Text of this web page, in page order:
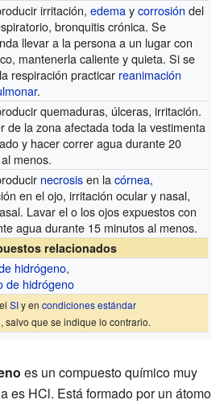
irritación,edemaycorrosión del
bronquitis crónica. Se
llevar a la persona a un lugar con
mantenerla caliente y quieta. Si se
respiración practicar reanimación
.
quemaduras, úlceras, irritación.
de la zona afectada toda la vestimenta
y hacer correr agua durante 20
menos.
necrosisen lacórnea,
en el ojo, irritación ocular y nasal,
Lavar el o los ojos expuestos con
agua durante 15 minutos al menos.
relacionados
hidrógeno,
de hidrógeno
SIy encondiciones estándar
salvo que se indique lo contrario.
es un compuesto químico muy
es HCl. Está formado por un átomo